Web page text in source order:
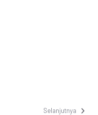
Selanjutnya